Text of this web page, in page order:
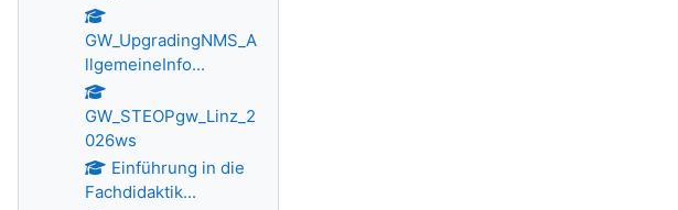
GW_UpgradingNMS_A
llgemeineInfo...
GW_STEOPgw_Linz_2
026ws
Einführung in die
Fachdidaktik...